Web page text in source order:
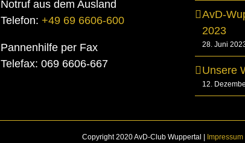
Notruf aus dem Ausland
Telefon: +49 69 6606-600
Pannenhilfe per Fax
Telefax: 069 6606-667
AvD-
2023
28. Juni
Unsere
12.
Copyright 2020 AvD-Club Wuppertal | Impressum